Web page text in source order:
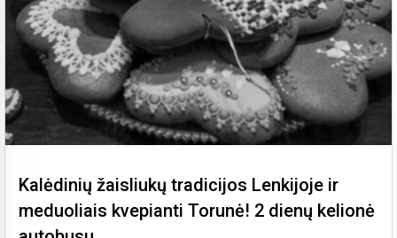
Kalėdinių žaisliukų tradicijos Lenkijoje ir
meduoliais kvepianti Torunė! 2 dienų kelionė